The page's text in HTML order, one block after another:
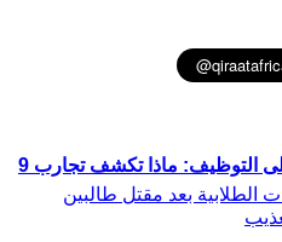
تدريب الشباب الإفريقي على التوظيف: ماذا تكشف تجارب 9